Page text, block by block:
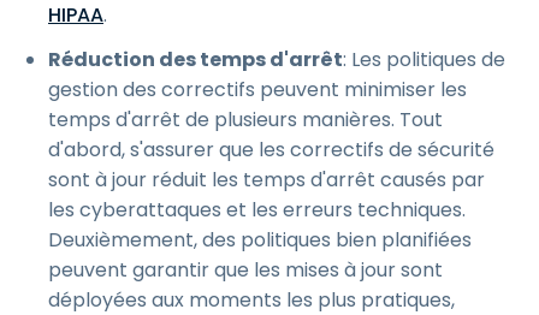
HIPAA.
Réduction des temps d'arrêt: Les politiques de
gestion des correctifs peuvent minimiser les
temps d'arrêt de plusieurs manières. Tout
d'abord, s'assurer que les correctifs de sécurité
sont à jour réduit les temps d'arrêt causés par
les cyberattaques et les erreurs techniques.
Deuxièmement, des politiques bien planifiées
peuvent garantir que les mises à jour sont
déployées aux moments les plus pratiques,